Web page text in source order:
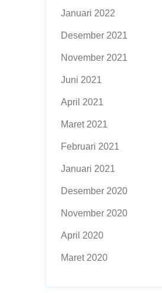
Januari 2022
Desember 2021
November 2021
Juni 2021
April 2021
Maret 2021
Februari 2021
Januari 2021
Desember 2020
November 2020
April 2020
Maret 2020